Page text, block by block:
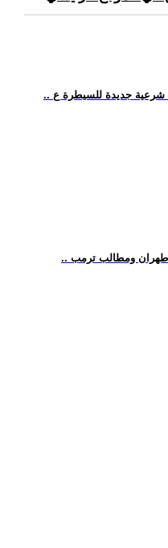
شرعية جديدة للسيطرة ع
طهران ومطالب ترمب